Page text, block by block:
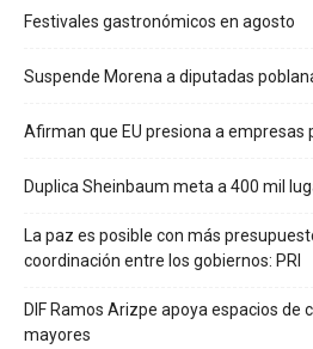
Festivales gastronómicos en agosto
Suspende Morena a diputadas
Afirman que EU presiona a empresas
Duplica Sheinbaum meta a 400 mil
La paz es posible con más
coordinación entre los gobiernos: PRI
DIF Ramos Arizpe apoya espacios de
mayores